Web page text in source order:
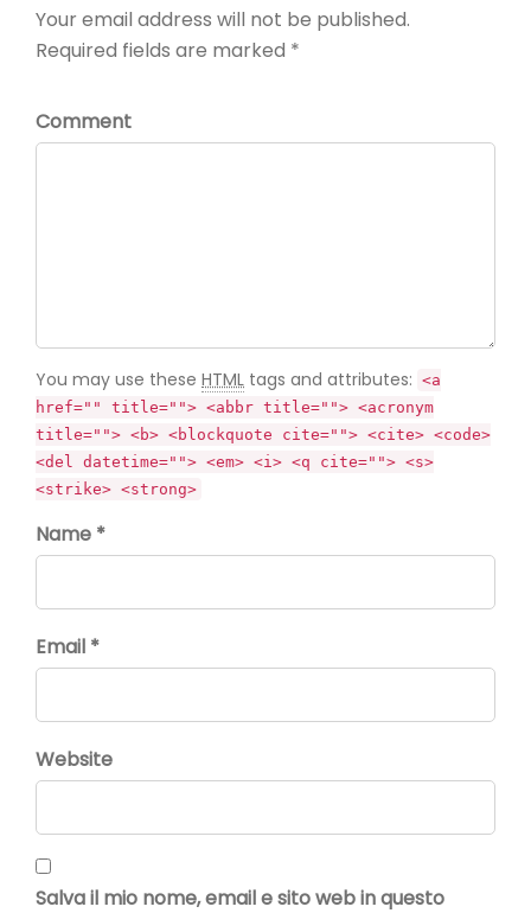
Your email address will not be published.
Required fields are marked *
Comment
You may use these HTML tags and attributes: <a
href="" title=""> <abbr title=""> <acronym
title=""> <b> <blockquote cite=""> <cite> <code>
<del datetime=""> <em> <i> <q cite=""> <s>
<strike> <strong>
Name *
Email *
Website
Salva il mio nome, email e sito web in questo